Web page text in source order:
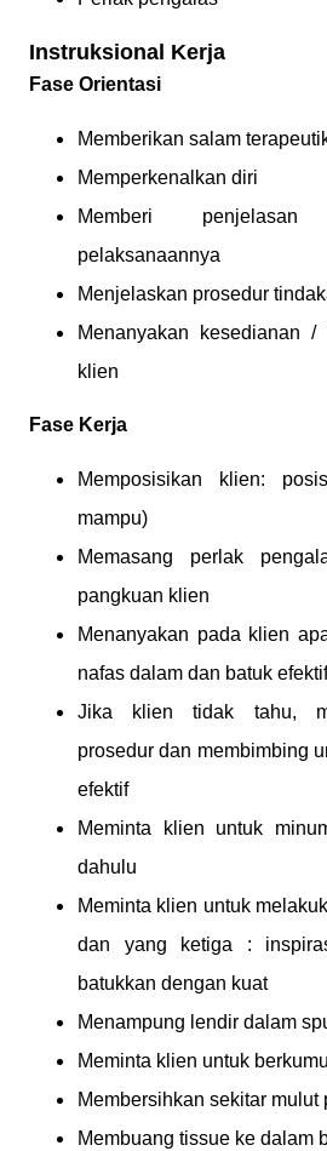
Instruksional Kerja
Fase Orientasi
Memberikan salam
Memperkenalkan diri
Memberi
pelaksanaannya
Menjelaskan prosedur
Menanyakan kesedianan /
klien
Fase Kerja
Memposisikan klien:
mampu)
Memasang perlak
pangkuan klien
Menanyakan pada klien
nafas dalam dan batuk efektif
Jika klien tidak tahu,
prosedur dan membimbing
efektif
Meminta klien untuk
dahulu
Meminta klien untuk
dan yang ketiga :
batukkan dengan kuat
Menampung lendir dalam
Meminta klien untuk
Membersihkan sekitar mulut
Membuang tissue ke dalam